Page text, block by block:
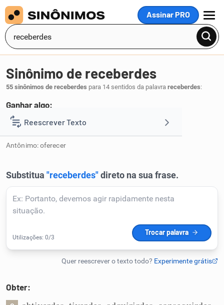
Assinar PRO
MENU
Reescrever Texto
Resumir Texto
Corrigir Texto
Detector de IA
Humanizador de IA
Cata-letras
Sinônimo de receberdes
55 sinônimos de receberdes para 14 sentidos da palavra receberdes:
Ganhar algo:
1 ganhardes.
Antônimo: oferecer
Obter: